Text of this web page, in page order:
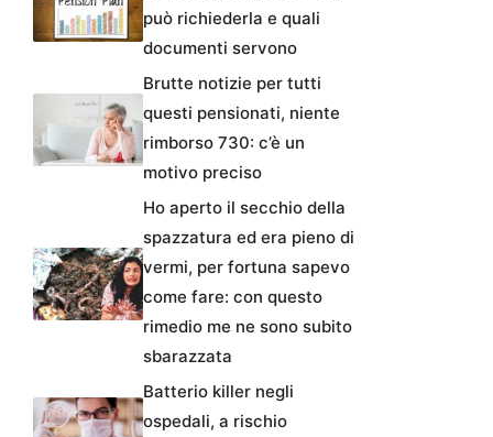
può richiederla e quali
documenti servono
Brutte notizie per tutti
questi pensionati, niente
rimborso 730: c’è un
motivo preciso
Ho aperto il secchio della
spazzatura ed era pieno di
vermi, per fortuna sapevo
come fare: con questo
rimedio me ne sono subito
sbarazzata
Batterio killer negli
ospedali, a rischio